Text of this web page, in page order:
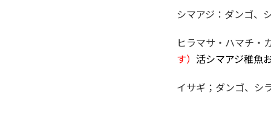
シマアジ：ダンゴ、
ヒラマサ・ハマチ・
す） 活シマアジ稚魚
イサギ；ダンゴ、シ